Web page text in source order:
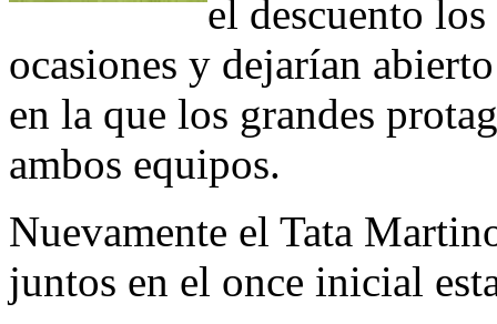
el descuento
ocasiones y dejarían
en la que los grandes
ambos equipos.
Nuevamente el Tata
juntos en el once inicial